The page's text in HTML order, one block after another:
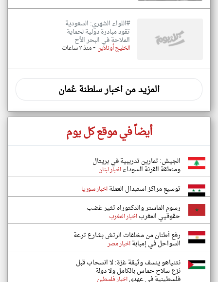
#اللواء الشهري: السعودية
تقود مبادرة دولية لحماية
الملاحة في البحر الأح
الخليج أونلاين-منذ ٣ ساعات
المزيد من اخبار سلطنة عُمان
أيضاً في موقع كل يوم
الجيش: تمارين تدريبية في بريتال
ومنطقة القرنة السوداءاخبار لبنان
توسيع مراكز استبدال العملةاخبار سوريا
رسوم الماستر والدكتوراه تثير غضب
حقوقيي المغرباخبار المغرب
رفع أطنان من مخلفات الرتش بشارع ترعة
السواحل في إمبابةاخبار مصر
نتنياهو ينسف وثيقة غزة: لا انسحاب قبل
نزع سلاح حماس بالكامل ولا دولة
فلسطينية في عهدياخبار فلسطين